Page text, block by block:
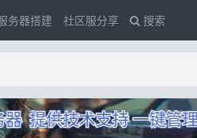
务器搭建 社区服分享 搜索